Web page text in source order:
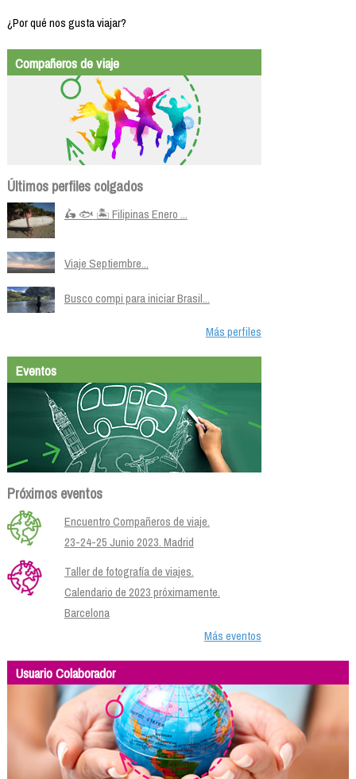
¿Por qué nos gusta viajar?
Compañeros de viaje
Últimos perfiles colgados
🛵 🐟 🏝️ Filipinas Enero ...
Viaje Septiembre...
Busco compi para iniciar Brasil...
Más perfiles
Eventos
Próximos eventos
Encuentro Compañeros de viaje.
23-24-25 Junio 2023. Madrid
Taller de fotografía de viajes.
Calendario de 2023 próximamente.
Barcelona
Más eventos
Usuario Colaborador